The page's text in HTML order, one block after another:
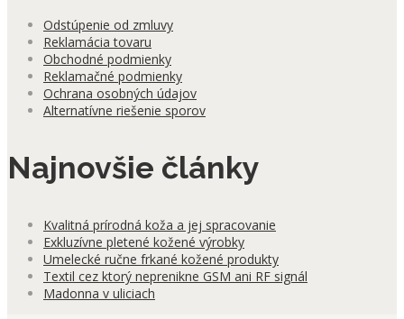
Odstúpenie od zmluvy
Reklamácia tovaru
Obchodné podmienky
Reklamačné podmienky
Ochrana osobných údajov
Alternatívne riešenie sporov
Najnovšie články
Kvalitná prírodná koža a jej spracovanie
Exkluzívne pletené kožené výrobky
Umelecké ručne frkané kožené produkty
Textil cez ktorý neprenikne GSM ani RF signál
Madonna v uliciach